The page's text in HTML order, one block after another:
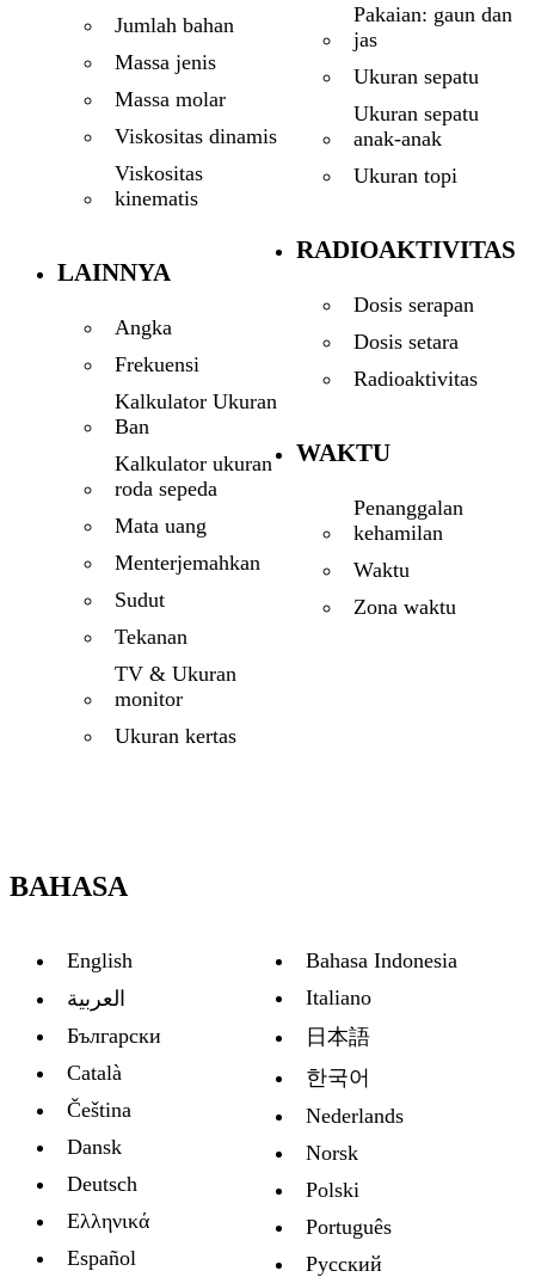
Jumlah bahan
Massa jenis
Massa molar
Viskositas dinamis
Viskositas
kinematis
LAINNYA
Angka
Frekuensi
Kalkulator Ukuran
Ban
Kalkulator ukuran
roda sepeda
Mata uang
Menterjemahkan
Sudut
Tekanan
TV & Ukuran
monitor
Ukuran kertas
Pakaian: gaun dan
jas
Ukuran sepatu
Ukuran sepatu
anak-anak
Ukuran topi
RADIOAKTIVITAS
Dosis serapan
Dosis setara
Radioaktivitas
WAKTU
Penanggalan
kehamilan
Waktu
Zona waktu
BAHASA
English
العربية
Български
Català
Čeština
Dansk
Deutsch
Ελληνικά
Español
Bahasa Indonesia
Italiano
日本語
한국어
Nederlands
Norsk
Polski
Português
Русский